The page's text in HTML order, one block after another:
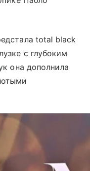
total black
с глубоким
она дополнила